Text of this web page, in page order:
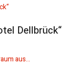
Dellbrück“